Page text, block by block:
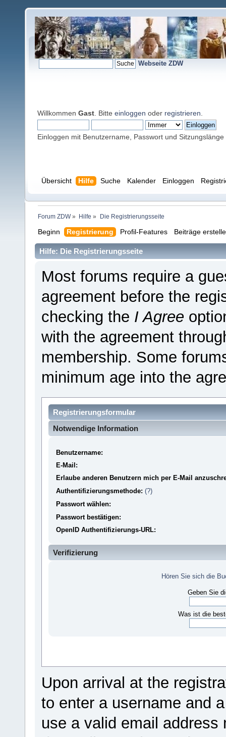
Webseite ZDW
Willkommen Gast . Bitte einloggen oder registrieren
Einloggen mit Benutzername, Passwort und Sitzungslänge
Übersicht Hilfe Suche Kalender Einloggen
Forum ZDW» Hilfe » Die Registrierungsseite
Beginn Registrierung Profil-Features Beiträge
Hilfe: Die Registrierungsseite
Most forums require a
agreement before the
checking the I Agree
with the agreement
membership. Some
minimum age into the
Registrierungsformular
Notwendige Information
Benutzername:
E-Mail:
Erlaube anderen Benutzern mich per E-Mail
Authentifizierungsmethode: (?)
Passwort wählen:
Passwort bestätigen:
OpenID Authentifizierungs-URL:
Verifizierung
Hören Sie sich die
Geben Sie
Was ist die
Upon arrival at the
to enter a username and
use a valid email address